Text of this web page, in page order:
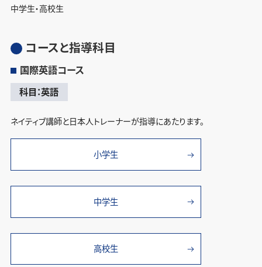
中学生・高校生
コースと指導科目
国際英語コース
科目：英語
ネイティブ講師と日本人トレーナーが指導にあたります。
小学生
中学生
高校生